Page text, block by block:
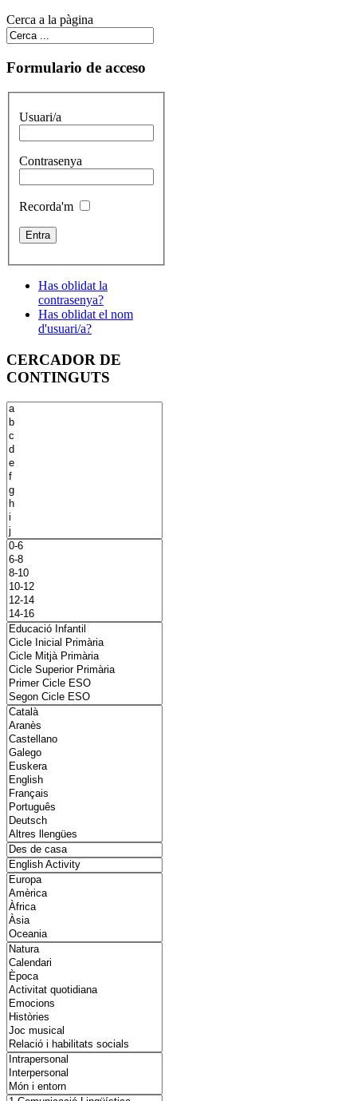
Cerca a la pàgina
Formulario de acceso
Usuari/a
Contrasenya
Recorda'm
Has oblidat la
contrasenya?
Has oblidat el nom
d'usuari/a?
CERCADOR DE
CONTINGUTS